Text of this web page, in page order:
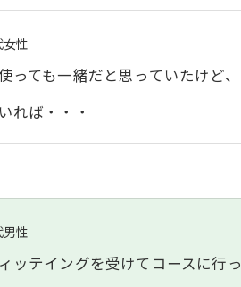
女性
っても一緒だと思っていたけど
れば・・・
男性
ッテイングを受けてコースに行